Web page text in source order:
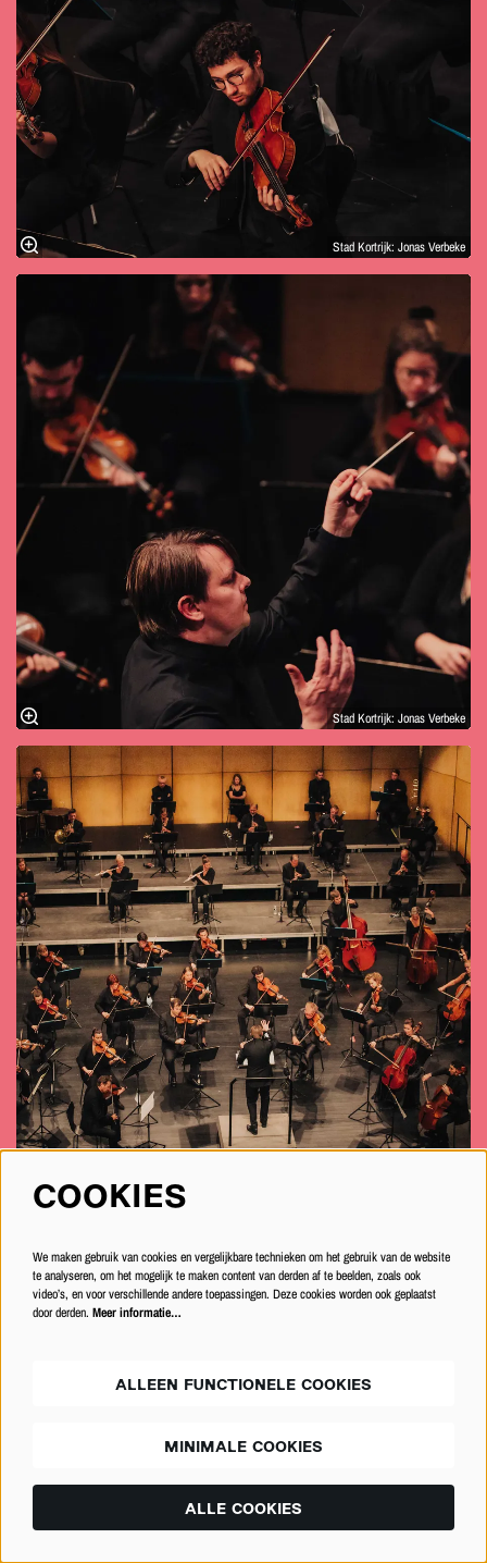
Stad Kortrijk: Jonas Verbeke
Stad Kortrijk: Jonas Verbeke
COOKIES
We maken gebruik van cookies en vergelijkbare technieken om het gebruik van de website
te analyseren, om het mogelijk te maken content van derden af te beelden, zoals ook
video’s, en voor verschillende andere toepassingen. Deze cookies worden ook geplaatst
door derden. Meer informatie…
ALLEEN FUNCTIONELE COOKIES
MINIMALE COOKIES
ALLE COOKIES